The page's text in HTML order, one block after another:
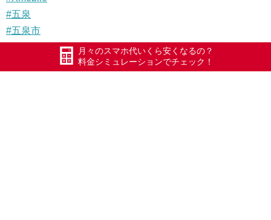
#五泉
#五泉市
月々のスマホ代いくら安くなるの？
料金シミュレーションでチェック！